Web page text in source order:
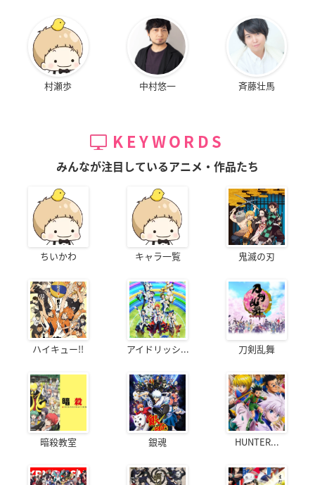
村瀬歩 中村悠一 斉藤壮馬
KEYWORDS
みんなが注目しているアニメ・作品たち
ちいかわ キャラ一覧 鬼滅の刃
ハイキュー!! アイドリッシ... 刀剣乱舞
暗殺教室 銀魂 HUNTER...